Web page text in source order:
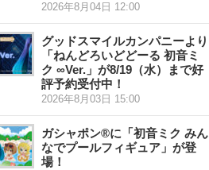
2026年8月04日 12:00
グッドスマイルカンパニーより
「ねんどろいどどーる 初音ミ
ク ∞Ver.」が8/19（水）まで好
評予約受付中！
2026年8月03日 15:00
ガシャポン®に「初音ミク みん
なでプールフィギュア」が登
場！